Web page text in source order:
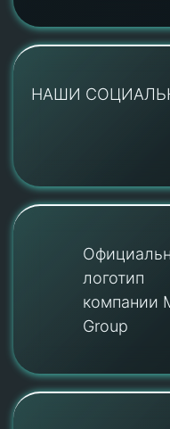
НАШИ
логотип
компании
Group